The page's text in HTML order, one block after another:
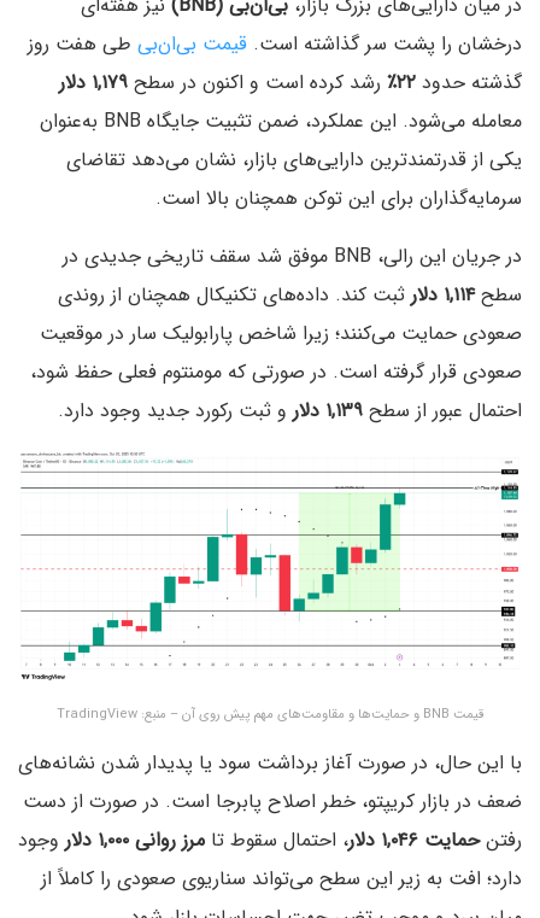
درخشان را پشت سر گذاشته است. قیمت بی‌ان‌بی طی هفت روز
گذشته حدود ۲۲٪ رشد کرده است و اکنون در سطح ۱,۱۷۹ دلار
معامله می‌شود. این عملکرد، ضمن تثبیت جایگاه BNB به‌عنوان
یکی از قدرتمندترین دارایی‌های بازار، نشان می‌دهد تقاضای
سرمایه‌گذاران برای این توکن همچنان بالا است.
در جریان این رالی، BNB موفق شد سقف تاریخی جدیدی در
سطح۱,۱۱۴ دلار
ثبت کند. داده‌های تکنیکال همچنان از روندی
صعودی حمایت می‌کنند؛ زیرا شاخص پارابولیک‌ سار در موقعیت
صعودی قرار گرفته است. در صورتی که مومنتوم فعلی حفظ شود،
احتمال عبور از سطح ۱,۱۳۹ دلار و ثبت رکورد جدید وجود دارد.
قیمت BNB و حمایت‌ها و مقاومت‌های مهم پیش روی آن – منبع: TradingView
با این حال، در صورت آغاز برداشت سود یا پدیدار شدن نشانه‌های
ضعف در بازار کریپتو، خطر اصلاح پابرجا است. در صورت از دست
رفتنحمایت ۱,۰۴۶ دلار ، احتمال سقوط تا مرز روانی ۱,۰۰۰ دلار
وجود
دارد؛ افت به زیر این سطح می‌تواند سناریوی صعودی را کاملاً از